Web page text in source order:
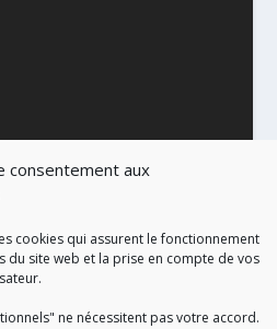
consentement aux
cookies qui assurent le fonctionnement
du site web et la prise en compte de vos
ne nécessitent pas votre accord.